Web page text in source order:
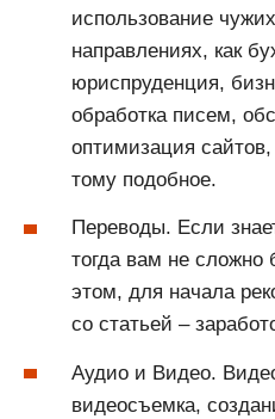
использование
направлениях, как
юриспруденция,
обработка писем,
оптимизация
тому подобное.
Переводы. Если
тогда вам не сложно
этом, для начала
со статьей –
Аудио и Видео.
видеосъемка,